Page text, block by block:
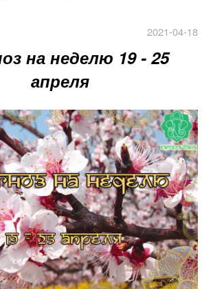
2021-04-18
на неделю 19 - 25
апреля